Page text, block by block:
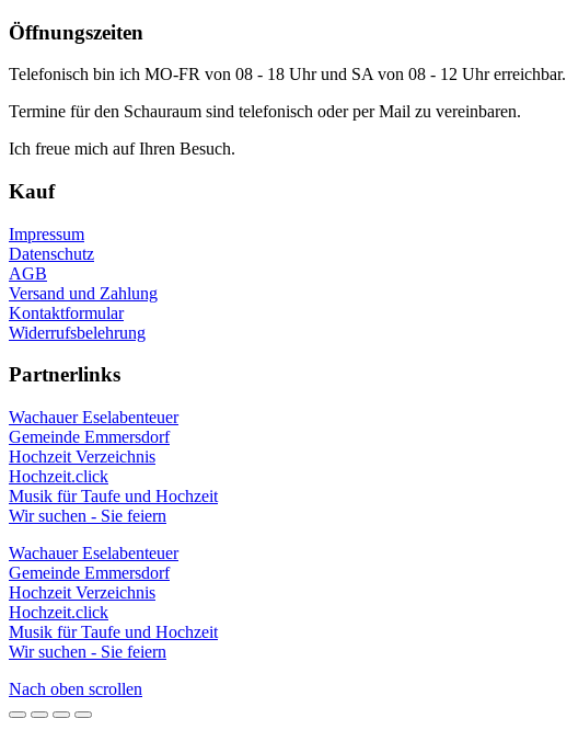
Öffnungszeiten
Telefonisch bin ich MO-FR von 08 - 18 Uhr und SA von 08 - 12 Uhr erreichbar.
Termine für den Schauraum sind telefonisch oder per Mail zu vereinbaren.
Ich freue mich auf Ihren Besuch.
Kauf
Impressum
Datenschutz
AGB
Versand und Zahlung
Kontaktformular
Widerrufsbelehrung
Partnerlinks
Wachauer Eselabenteuer
Gemeinde Emmersdorf
Hochzeit Verzeichnis
Hochzeit.click
Musik für Taufe und Hochzeit
Wir suchen - Sie feiern
Wachauer Eselabenteuer
Gemeinde Emmersdorf
Hochzeit Verzeichnis
Hochzeit.click
Musik für Taufe und Hochzeit
Wir suchen - Sie feiern
Nach oben scrollen